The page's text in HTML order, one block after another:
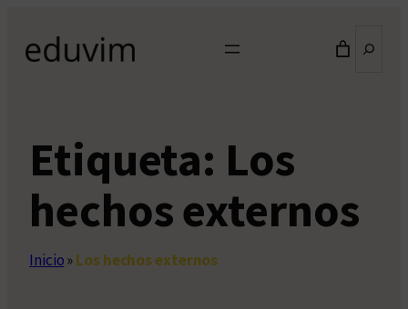
contenido
Etiqueta: Los
hechos externos
Inicio»Los hechos externos